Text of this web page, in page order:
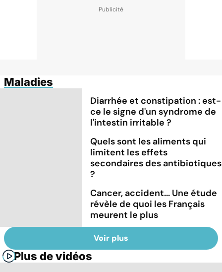
Maladies
Diarrhée et constipation : est-
ce le signe d'un syndrome de
l'intestin irritable ?
Quels sont les aliments qui
limitent les effets
secondaires des antibiotiques
?
Cancer, accident... Une étude
révèle de quoi les Français
meurent le plus
Voir plus
Plus de vidéos